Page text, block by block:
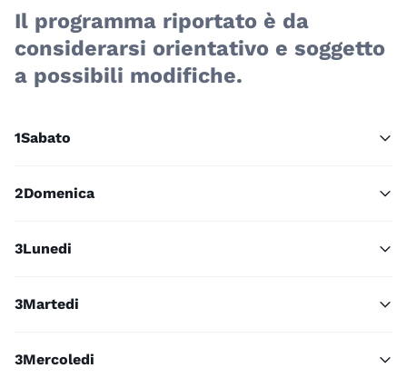
Il programma riportato è da
considerarsi orientativo e soggetto
a possibili modifiche.
1Sabato
2Domenica
3Lunedi
3Martedi
3Mercoledi